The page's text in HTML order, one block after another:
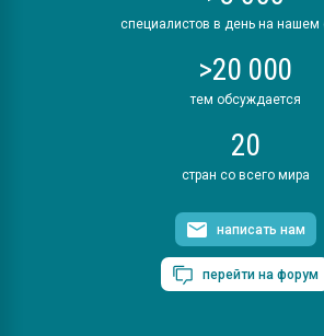
специалистов в день на нашем
>20 000
тем обсуждается
20
стран со всего мира
написать нам
перейти на форум